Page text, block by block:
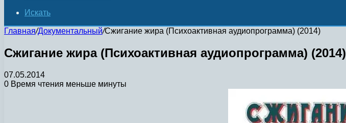
Искать
Главная/Документальный/Сжигание жира (Психоактивная аудиопрограмма) (2014)
Сжигание жира (Психоактивная аудиопрограмма) (2014)
07.05.2014
0 Время чтения меньше минуты